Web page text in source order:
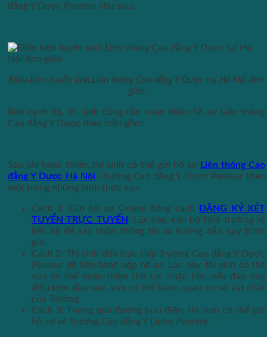
đẳng Y Dược Pasteur như sau:
Điều kiện tuyển sinh Liên thông Cao đẳng Y Dược tại Hà Nội đơn
giản
Bên cạnh đó, thí sinh cũng cần hoàn thiện hồ sơ Liên thông
Cao đẳng Y Dược theo mẫu gồm:
Sau khi hoàn thiện, thí sinh có thể gửi hồ sơ Liên thông Cao
đẳng Y Dược Hà Nội -Trường Cao đẳng Y Dược Pasteur theo
một trong những hình thức sau:
Cách 1: Gửi hồ sơ Online bằng cách ĐĂNG KÝ XÉT
TUYỂN TRỰC TUYẾN. Lúc này, cán bộ Nhà trường sẽ
liên hệ để xác nhận thông tin và hướng dẫn quy trình
gửi.
Cách 2: Thí sinh đến trực tiếp Trường Cao đẳng Y Dược
Pasteur để tiến hành nộp hồ sơ. Lúc này, thí sinh có thể
vừa có thể hoàn thiện thủ tục nhập học nếu đáp ứng
điều kiện đầu vào, vừa có thể tham quan cơ sở vật chất
của Trường
Cách 3: Thông qua đường bưu điện, thí sinh có thể gửi
hồ sơ về Trường Cao đẳng Y Dược Pasteur